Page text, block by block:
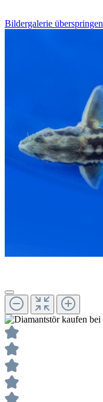
Bildergalerie überspringen